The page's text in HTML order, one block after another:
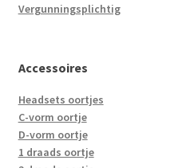
Vergunningsplichtig
Accessoires
Headsets oortjes
C-vorm oortje
D-vorm oortje
1 draads oortje